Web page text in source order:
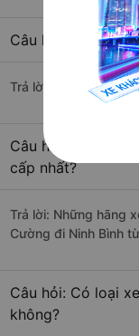
Câu hỏi: Nhà xe
Trả lời: Chuyến xe
Câu hỏi: Review
cấp nhất?
Trả lời: Những hãng
Cường đi Ninh Bình
Câu hỏi: Có loại
không?